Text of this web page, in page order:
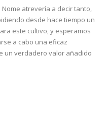
atrevería a decir tanto,
desde hace tiempo un
este cultivo, y esperamos
a cabo una eficaz
un verdadero valor añadido